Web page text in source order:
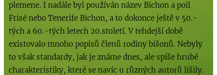
plemene. I nadále byl používán název Bichon a poil
Frisé nebo Tenerife Bichon, a to dokonce ještě v 50.-
tých a 60.-tých letech 20.století. V tehdejší době
existovalo mnoho popisů členů rodiny bišonů. Nebyly
to však standardy, jak je známe dnes, ale spíše hrubé
charakteristiky, které se navíc u různých autorů lišily.